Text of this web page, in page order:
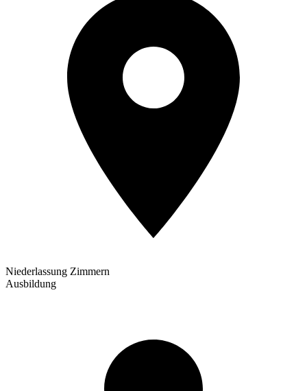
Niederlassung Zimmern
Ausbildung